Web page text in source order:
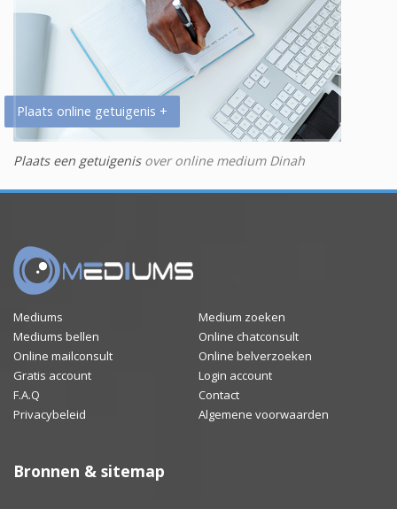
Plaats online getuigenis +
Plaats een getuigenisover online medium Dinah
Mediums
Medium zoeken
Mediums bellen
Online chatconsult
Online mailconsult
Online belverzoeken
Gratis account
Login account
F.A.Q
Contact
Privacybeleid
Algemene voorwaarden
Bronnen & sitemap